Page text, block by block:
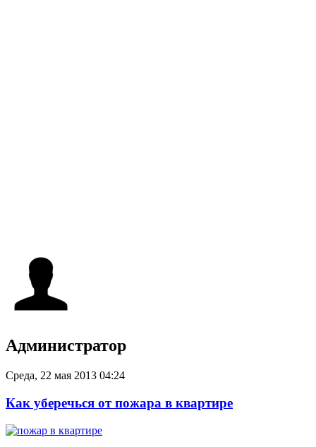
Администратор
Среда, 22 мая 2013 04:24
Как уберечься от пожара в квартире